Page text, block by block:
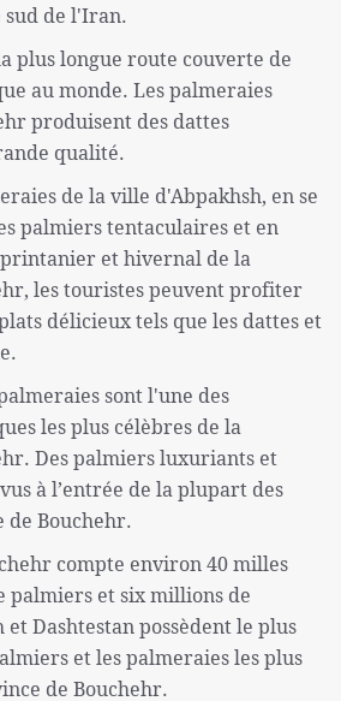
de l'Iran.
plus longue route couverte de
au monde. Les palmeraies
produisent des dattes
qualité.
de la ville d'Abpakhsh, en se
palmiers tentaculaires et en
et hivernal de la
les touristes peuvent profiter
délicieux tels que les dattes et
sont l'une des
les plus célèbres de la
Des palmiers luxuriants et
à l’entrée de la plupart des
de Bouchehr.
compte environ 40 milles
palmiers et six millions de
Dashtestan possèdent le plus
et les palmeraies les plus
de Bouchehr.